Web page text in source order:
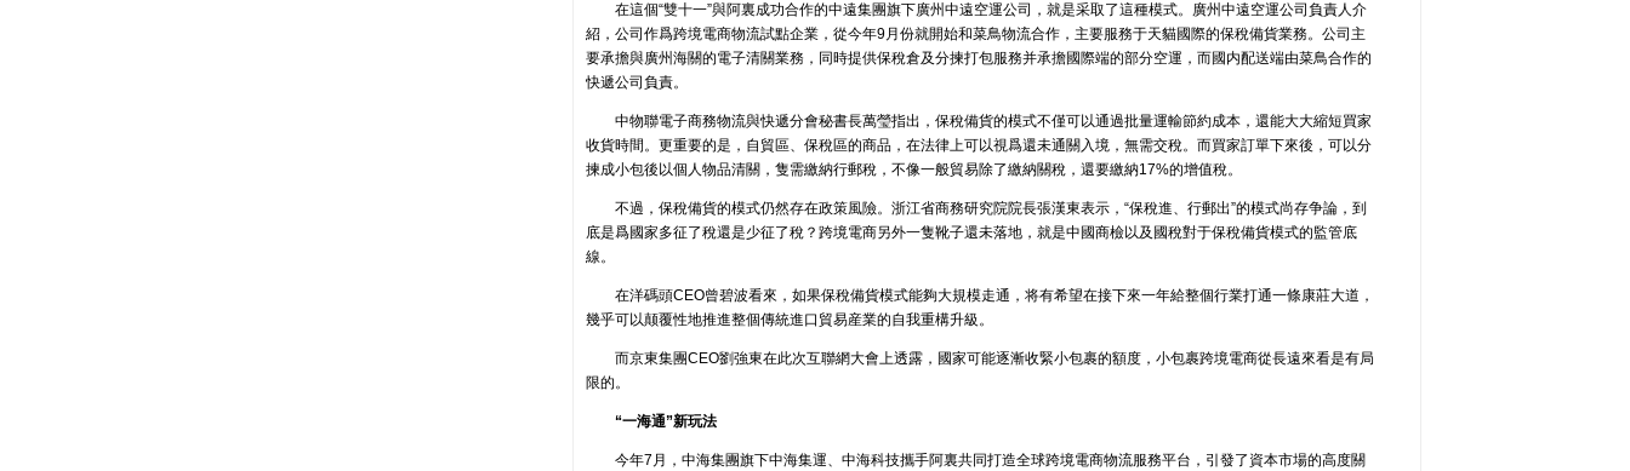
在這個“雙十一”與阿裏成功合作的中遠集團旗下廣州中遠空運公司，就是采取了這種模式。廣州中遠空運公司負責人介
紹，公司作爲跨境電商物流試點企業，從今年9月份就開始和菜鳥物流合作，主要服務于天貓國際的保稅備貨業務。公司主
要承擔與廣州海關的電子清關業務，同時提供保稅倉及分揀打包服務并承擔國際端的部分空運，而國内配送端由菜鳥合作的
快遞公司負責。
中物聯電子商務物流與快遞分會秘書長萬瑩指出，保稅備貨的模式不僅可以通過批量運輸節約成本，還能大大縮短買家
收貨時間。更重要的是，自貿區、保稅區的商品，在法律上可以視爲還未通關入境，無需交稅。而買家訂單下來後，可以分
揀成小包後以個人物品清關，隻需繳納行郵稅，不像一般貿易除了繳納關稅，還要繳納17%的增值稅。
不過，保稅備貨的模式仍然存在政策風險。浙江省商務研究院院長張漢東表示，“保稅進、行郵出”的模式尚存争論，到
底是爲國家多征了稅還是少征了稅？跨境電商另外一隻靴子還未落地，就是中國商檢以及國稅對于保稅備貨模式的監管底
線。
在洋碼頭CEO曾碧波看來，如果保稅備貨模式能夠大規模走通，将有希望在接下來一年給整個行業打通一條康莊大道，
幾乎可以颠覆性地推進整個傳統進口貿易産業的自我重構升級。
而京東集團CEO劉強東在此次互聯網大會上透露，國家可能逐漸收緊小包裹的額度，小包裹跨境電商從長遠來看是有局
限的。
“一海通”新玩法
今年7月，中海集團旗下中海集運、中海科技攜手阿裏共同打造全球跨境電商物流服務平台，引發了資本市場的高度關